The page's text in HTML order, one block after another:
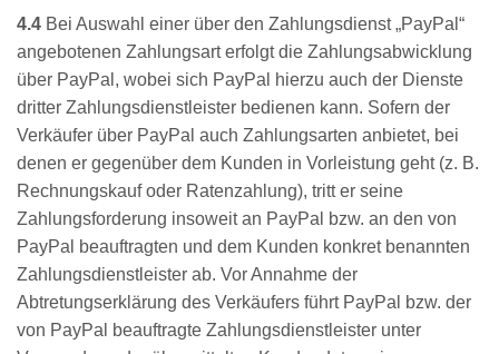
4.4 Bei Auswahl einer über den Zahlungsdienst „PayPal“
angebotenen Zahlungsart erfolgt die Zahlungsabwicklung
über PayPal, wobei sich PayPal hierzu auch der Dienste
dritter Zahlungsdienstleister bedienen kann. Sofern der
Verkäufer über PayPal auch Zahlungsarten anbietet, bei
denen er gegenüber dem Kunden in Vorleistung geht (z. B.
Rechnungskauf oder Ratenzahlung), tritt er seine
Zahlungsforderung insoweit an PayPal bzw. an den von
PayPal beauftragten und dem Kunden konkret benannten
Zahlungsdienstleister ab. Vor Annahme der
Abtretungserklärung des Verkäufers führt PayPal bzw. der
von PayPal beauftragte Zahlungsdienstleister unter